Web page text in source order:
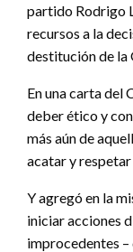
partido Rodrigo
recursos a la
destitución de la
En una carta del
deber ético y
más aún de
acatar y
Y agregó en la
iniciar acciones
improcedentes –